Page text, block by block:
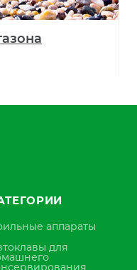
аппараты
для